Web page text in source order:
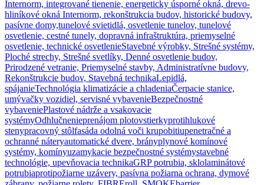
Internorm, integrované tienenie, energeticky úsporné okná, drevo-
hliníkové okná Internorm, rekonštrukcia budov, historické budovy,
pasívne domy,tunelové svietidlá, osvetlenie tunelov, tunelové
osvetlenie, cestné tunely, dopravná infraštruktúra, priemyselné
osvetlenie, technické osvetlenieStavebné výrobky, Strešné systémy,
Ploché strechy, Strešné svetlíky, Denné osvetlenie budov,
Prirodzené vetranie, Priemyselné stavby, Administratívne budovy,
Rekonštrukcie budov, Stavebná technikaLepidlá,
spájanieTechnológia klimatizácie a chladeniaČerpacie stanice,
umývačky vozidiel, servisné vybavenieBezpečnostné
vybaveniePlastové nádrže a vsakovacie
systémyOdhlučnenieprenájom plotovstierkyprotihlukové
stenypracovný stôlfasáda odolná voči krupobitiupenetračné a
ochranné náteryautomatické dvere, brányplynové komínové
systémy, komínyuzamykacie bezpečnostné systémystavebné
technológie, upevňovacia technikaGRP potrubia, sklolaminátové
potrubiaprotipožiarne uzávery, pasívna požiarna ochrana, dymové